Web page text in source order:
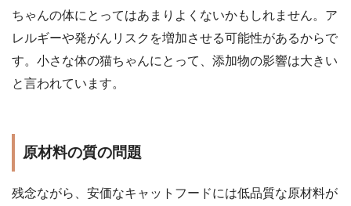
ちゃんの体にとってはあまりよくないかもしれません。ア
レルギーや発がんリスクを増加させる可能性があるからで
す。小さな体の猫ちゃんにとって、添加物の影響は大きい
と言われています。
原材料の質の問題
残念ながら、安価なキャットフードには低品質な原材料が